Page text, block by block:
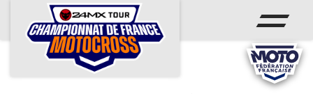
ACCUEIL
ACTUS
CALENDRIER